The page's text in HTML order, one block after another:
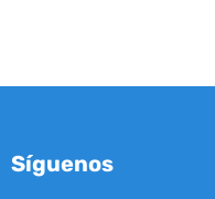
Síguenos